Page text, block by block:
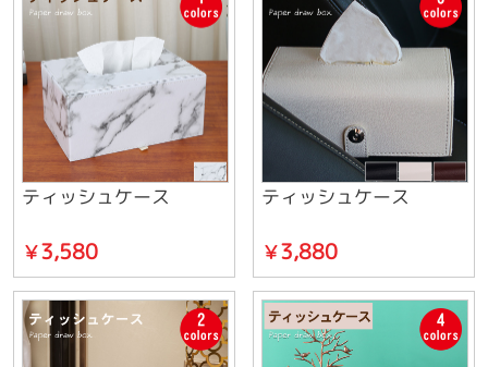
ティッシュケース
￥3,580
ティッシュケース
￥3,880